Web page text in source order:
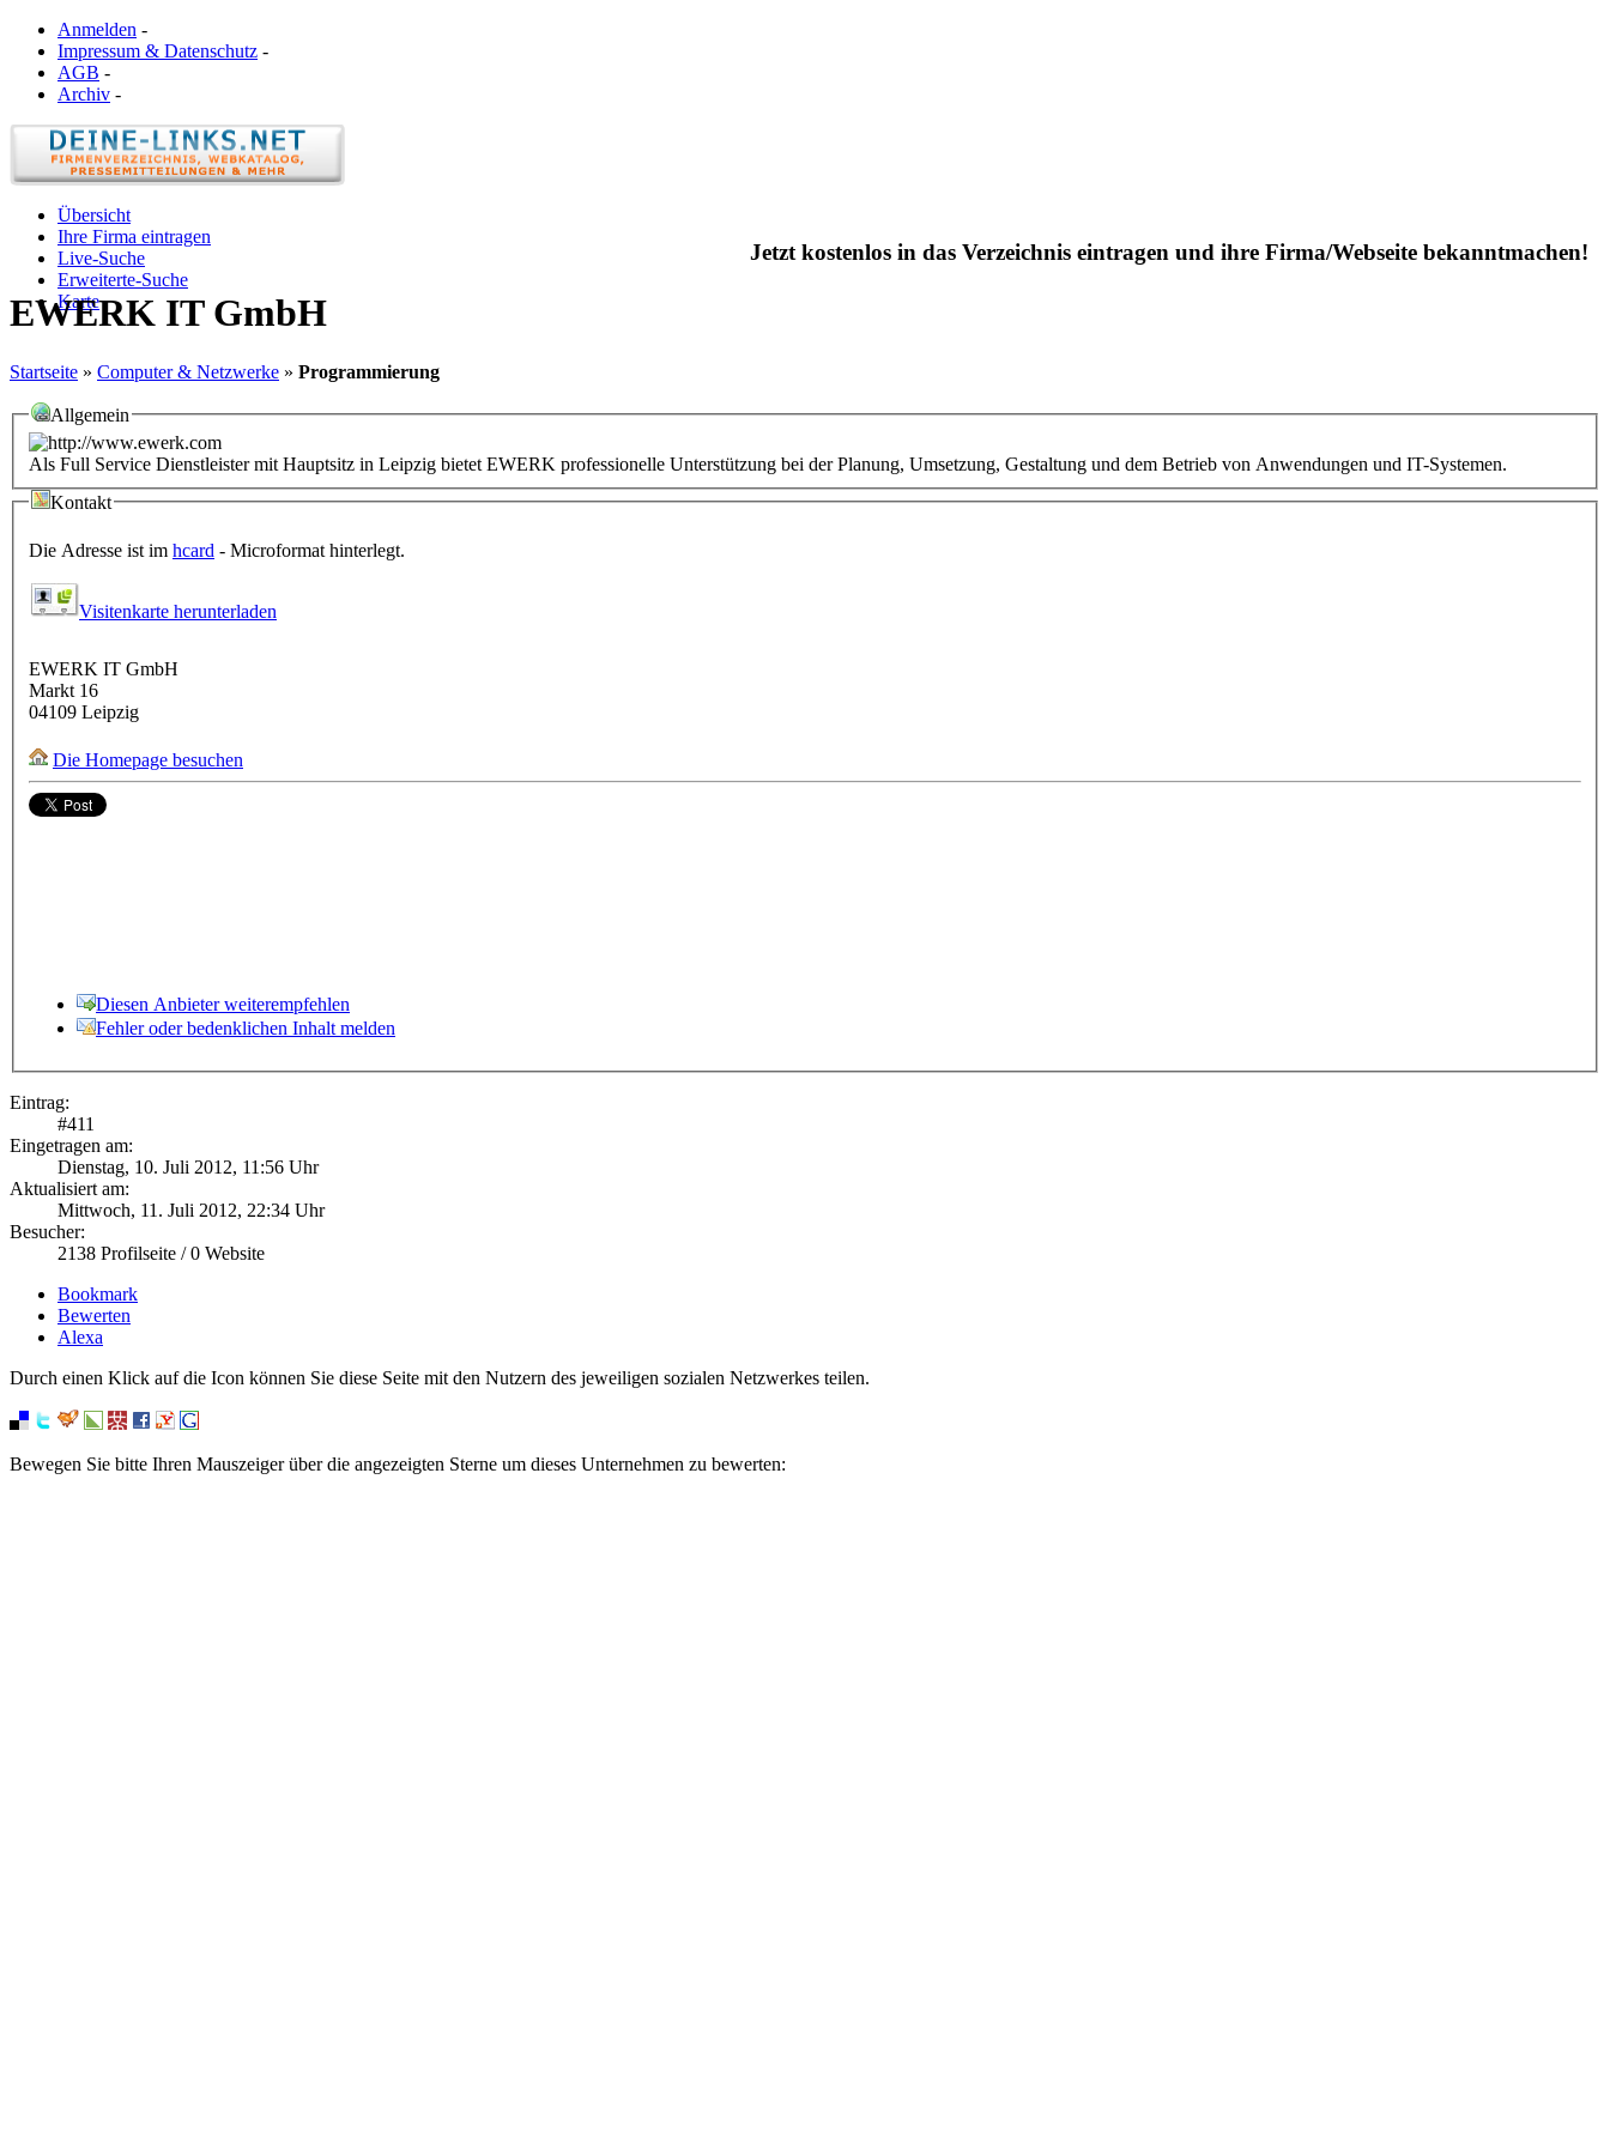
Anmelden -
Impressum & Datenschutz -
AGB -
Archiv -
Übersicht
Ihre Firma eintragen
Live-Suche
Erweiterte-Suche
Karte
Jetzt kostenlos in das Verzeichnis eintragen und ihre Firma/Webseite bekanntmachen!
EWERK IT GmbH
Startseite » Computer & Netzwerke » Programmierung
Allgemein
Als Full Service Dienstleister mit Hauptsitz in Leipzig bietet EWERK professionelle Unterstützung bei der Planung, Umsetzung, Gestaltung und dem Betrieb von Anwendungen und IT-Systemen.
Kontakt
Die Adresse ist im hcard - Microformat hinterlegt.
Visitenkarte herunterladen
EWERK IT GmbH
Markt 16
04109 Leipzig
Die Homepage besuchen
Diesen Anbieter weiterempfehlen
Fehler oder bedenklichen Inhalt melden
Eintrag:
#411
Eingetragen am:
Dienstag, 10. Juli 2012, 11:56 Uhr
Aktualisiert am:
Mittwoch, 11. Juli 2012, 22:34 Uhr
Besucher:
2138 Profilseite /0 Website
Bookmark
Bewerten
Alexa
Durch einen Klick auf die Icon können Sie diese Seite mit den Nutzern des jeweiligen sozialen Netzwerkes teilen.
Bewegen Sie bitte Ihren Mauszeiger über die angezeigten Sterne um dieses Unternehmen zu bewerten: